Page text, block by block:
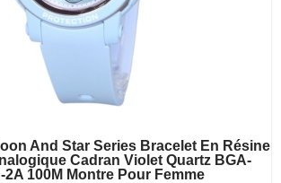
And Star Series Bracelet En Résine
Cadran Violet Quartz BGA-
2A 100M Montre Pour Femme